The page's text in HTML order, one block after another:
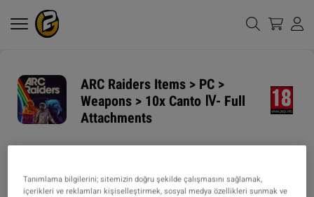
ARC Raiders Items > PC >
Weapons > 10x Canto Ⅳ- Full
Attachments
1h
Tanımlama bilgilerini; sitemizin doğru şekilde çalışmasını sağlamak,
içerikleri ve reklamları kişiselleştirmek, sosyal medya özellikleri sunmak ve